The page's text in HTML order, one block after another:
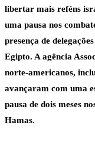
libertar mais reféns
uma pausa nos
presença de
Egipto. A agência
norte-americanos,
avançaram com uma
pausa de dois meses
Hamas.